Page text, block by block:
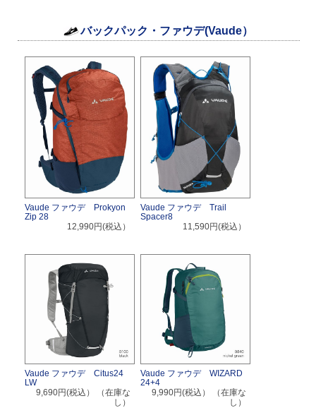
バックパック・ファウデ(Vaude）
Vaude ファウデ Prokyon
Zip 28
12,990円(税込）
Vaude ファウデ Trail
Spacer8
11,590円(税込）
Vaude ファウデ Citus24
LW
9,690円(税込）
（在庫な
し）
Vaude ファウデ WIZARD
24+4
9,990円(税込）
（在庫な
し）